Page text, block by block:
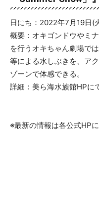
日にち：2022年7月19日(
概要：オキゴンドウやミ
を行うオキちゃん劇場で
等による水しぶきを、ア
ゾーンで体感できる。
詳細：美ら海水族館HPに
※最新の情報は各公式HP